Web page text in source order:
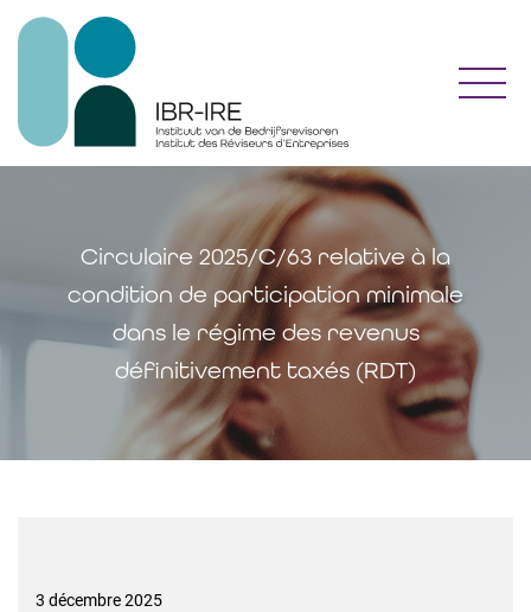
Circulaire 2025/C/63 relative à la
condition de participation minimale
dans le régime des revenus
définitivement taxés (RDT)
3 décembre 2025